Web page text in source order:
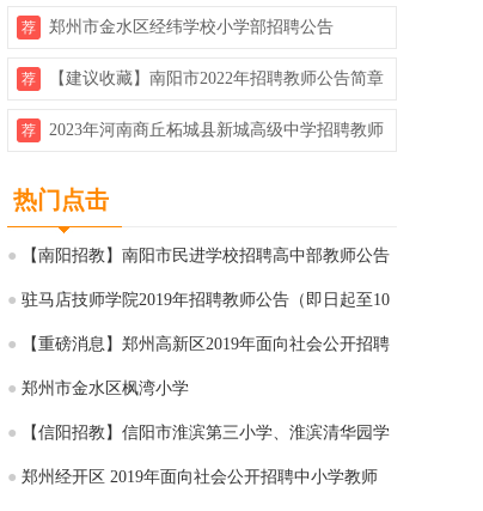
（即日起报名）
荐 郑州市金水区经纬学校小学部招聘公告
荐 【建议收藏】南阳市2022年招聘教师公告简章
汇总
荐 2023年河南商丘柘城县新城高级中学招聘教师
热门点击
● 【南阳招教】南阳市民进学校招聘高中部教师公告
● 驻马店技师学院2019年招聘教师公告（即日起至10
月27日报名）
● 【重磅消息】郑州高新区2019年面向社会公开招聘
小学教师现场面试资格确认的通知
● 郑州市金水区枫湾小学
● 【信阳招教】信阳市淮滨第三小学、淮滨清华园学
校招聘教师
● 郑州经开区 2019年面向社会公开招聘中小学教师